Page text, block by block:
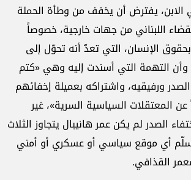
الابن، يفترض أن يخفف من وطأة الحملة
اللبناني من جهات خارجية، خصوصاً
الإنسان، التي تعدّ أنه تحوّل إلى
التهمة التي أسندت إليه وهي «كتم
ورفيقيه، واشتراكه بعميلة إخفائهم
المعتقلات السياسية السرية»، غير
الصدر لم يكن عمر هانيبال يتجاوز الثلاث
أي موقع سياسي أو عسكري أو أمني
القذافي.